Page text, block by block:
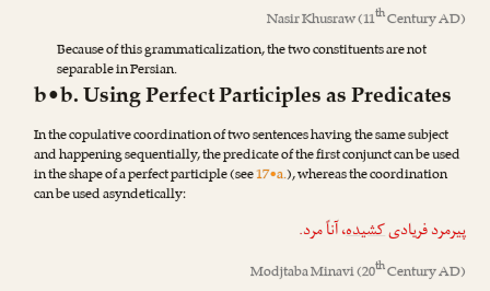
Nasir Khusraw(11thCentury AD)
Because of this grammaticalization, the two constituents are not
separable in Persian.
b•b. Using Perfect Participles as Predicates
In the copulative coordination of two sentences having the same subject
and happening sequentially, the predicate of the first conjunct can be used
in the shape of a perfect participle (see17•a.), whereas the coordination
can be used asyndetically:
پیرمرد فریادیکشیده، آناً مرد.
Modjtaba Minavi(20thCentury AD)